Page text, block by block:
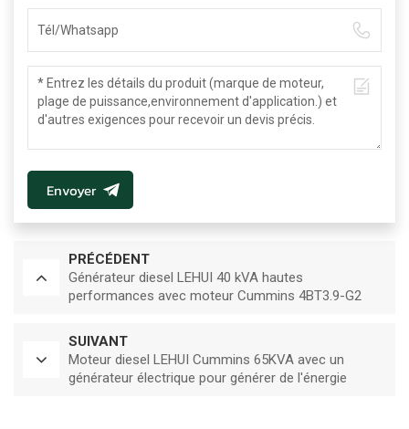
Envoyer
PRÉCÉDENT
Générateur diesel LEHUI 40 kVA hautes
performances avec moteur Cummins 4BT3.9-G2
SUIVANT
Moteur diesel LEHUI Cummins 65KVA avec un
générateur électrique pour générer de l'énergie